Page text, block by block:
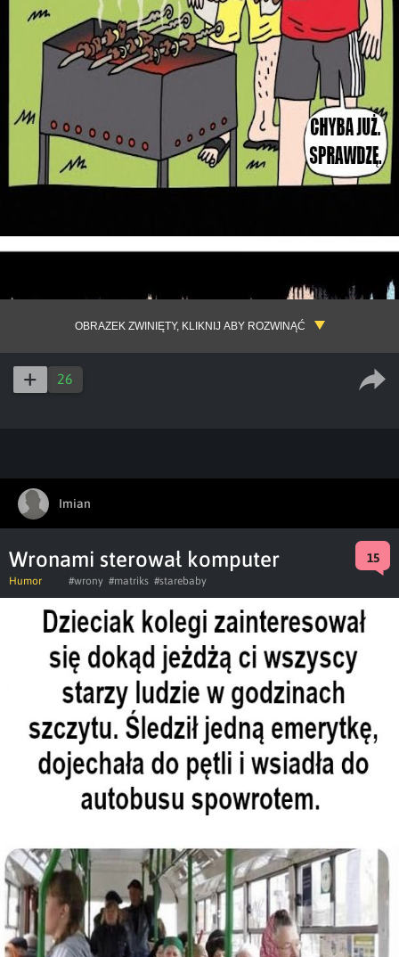
OBRAZEK ZWINIĘTY, KLIKNIJ ABY ROZWINĄĆ
26
Imian
Wronami sterował komputer 15
Humor #wrony #matriks #starebaby